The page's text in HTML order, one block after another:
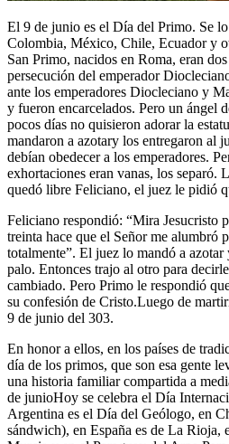
El 9 de junio es el Día del Primo. Se
Colombia, México, Chile, Ecuador y
San Primo, nacidos en Roma, eran
persecución del emperador
ante los emperadores Diocleciano y
y fueron encarcelados. Pero un ángel
pocos días no quisieron adorar la
mandaron a azotary los entregaron al
debían obedecer a los emperadores.
exhortaciones eran vanas, los separó.
quedó libre Feliciano, el juez le pidió
Feliciano respondió: “Mira Jesucristo
treinta hace que el Señor me alumbró
totalmente”. El juez lo mandó a
palo. Entonces trajo al otro para
cambiado. Pero Primo le respondió
su confesión de Cristo.Luego de
9 de junio del 303.
En honor a ellos, en los países de
día de los primos, que son esa gente
una historia familiar compartida a
de junioHoy se celebra el Día
Argentina es el Día del Geólogo, en
sándwich), en España es de La Rioja,